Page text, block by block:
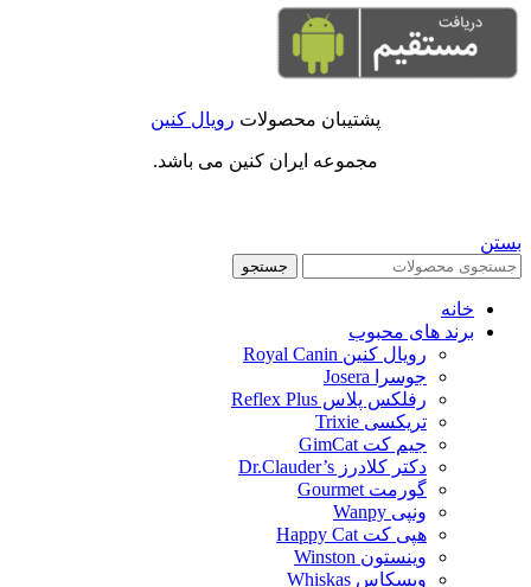
پشتیبان محصولات رویال کنین
مجموعه ایران کنین می باشد.
بستن
جستجو
خانه
برند های محبوب
رویال کنین Royal Canin
جوسرا Josera
رفلکس پلاس Reflex Plus
تریکسی Trixie
جیم کت GimCat
دکتر کلادرز Dr.Clauder’s
گورمت Gourmet
ونپی Wanpy
هپی کت Happy Cat
وینستون Winston
ویسکاس Whiskas